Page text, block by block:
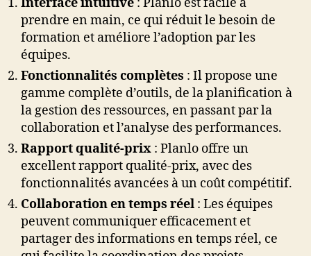
prendre en main, ce qui réduit le besoin de
formation et améliore l’adoption par les
équipes.
Fonctionnalités complètes : Il propose une
gamme complète d’outils, de la planification à
la gestion des ressources, en passant par la
collaboration et l’analyse des performances.
Rapport qualité-prix : Planlo offre un
excellent rapport qualité-prix, avec des
fonctionnalités avancées à un coût compétitif.
Collaboration en temps réel : Les équipes
peuvent communiquer efficacement et
partager des informations en temps réel, ce